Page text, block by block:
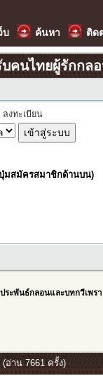
บ ค้นหา ติด
คนไทยผู้รักกล
ลงทะเบียน
มสมัครสมาชิกด้านบน)
ระพันธ์กลอนและบทกวีเพรา
าน 7661 ครั้ง)